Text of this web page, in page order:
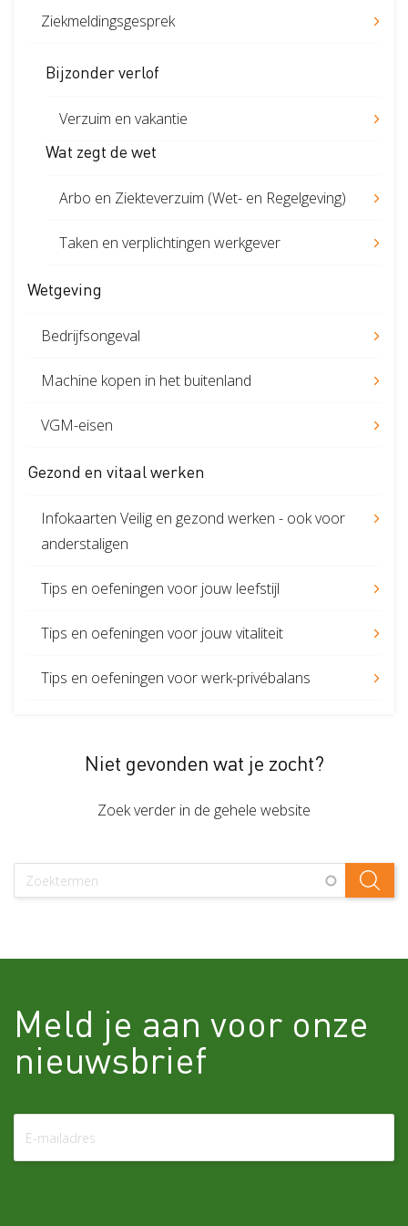
Ziekmeldingsgesprek
Bijzonder verlof
Verzuim en vakantie
Wat zegt de wet
Arbo en Ziekteverzuim (Wet- en Regelgeving)
Taken en verplichtingen werkgever
Wetgeving
Bedrijfsongeval
Machine kopen in het buitenland
VGM-eisen
Gezond en vitaal werken
Infokaarten Veilig en gezond werken - ook voor
anderstaligen
Tips en oefeningen voor jouw leefstijl
Tips en oefeningen voor jouw vitaliteit
Tips en oefeningen voor werk-privébalans
Niet gevonden wat je zocht?
Zoek verder in de gehele website
Meld je aan voor onze
nieuwsbrief